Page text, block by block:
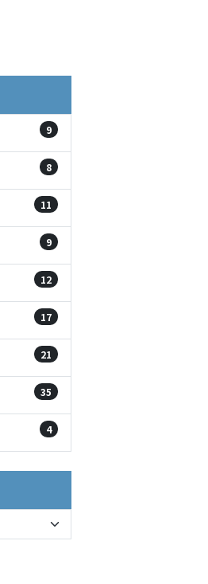
9
8
11
9
12
17
21
35
4